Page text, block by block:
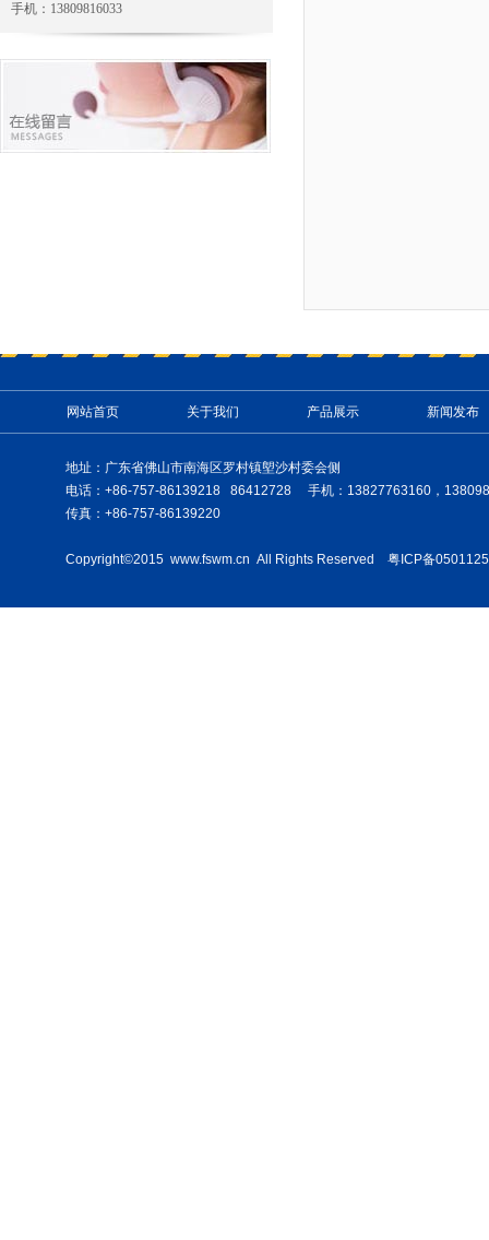
手机：13809816033
网站首页 关于我们 产品展示 新闻发布
地址：广东省佛山市南海区罗村镇塱沙村委会侧
电话：+86-757-86139218 86412728 手机：13827763160，
传真：+86-757-86139220
Copyright©2015 www.fswm.cn All Rights Reserved 粤ICP备